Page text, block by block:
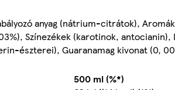
anyag (nátrium-citrátok),
Színezékek (karotinok,
észterei), Guaranamag kivonat (0,
500 ml (%*)